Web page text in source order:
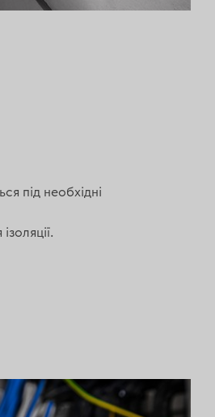
під необхідні